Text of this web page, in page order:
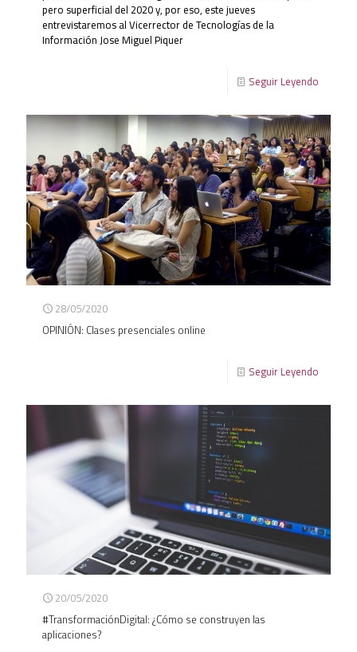
pero superficial del 2020 y, por eso, este jueves
entrevistaremos al Vicerrector de Tecnologías de la
Información Jose Miguel Piquer
Seguir Leyendo
28/05/2020
OPINIÓN: Clases presenciales online
Seguir Leyendo
20/05/2020
#TransformaciónDigital: ¿Cómo se construyen las
aplicaciones?